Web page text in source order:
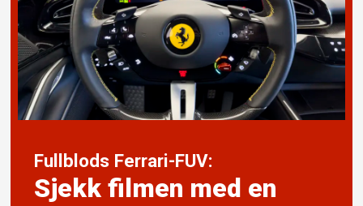
Fullblods Ferrari-FUV:
Sjekk filmen med en